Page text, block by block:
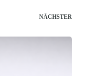
NÄCHSTER